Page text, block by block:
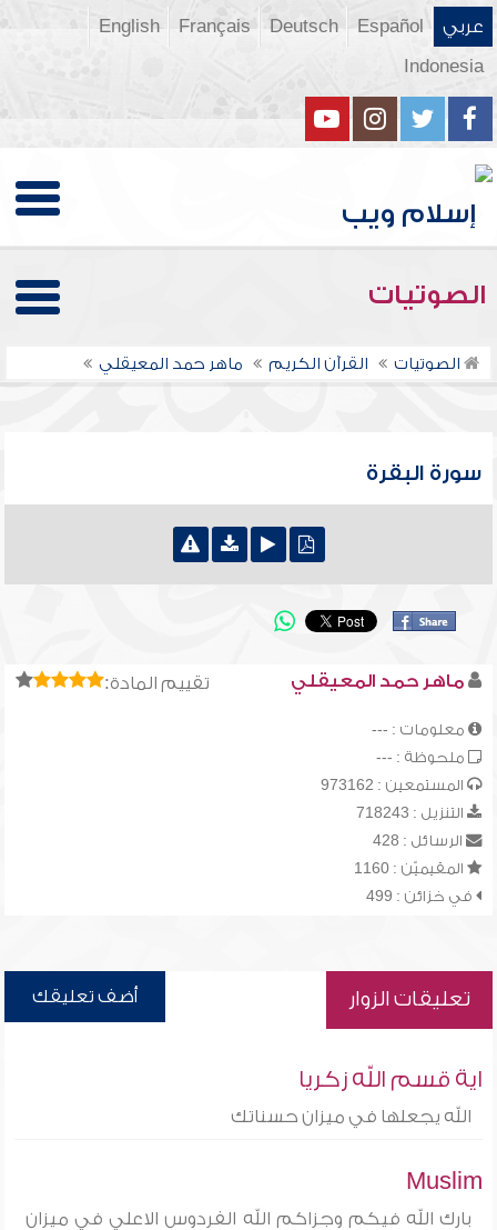
عربي Español
Deutsch
Français
English
Indonesia
الصوتيات
الصوتيات القرآن الكريم ماهر حمد المعيقلي
سورة البقرة
تقييم المادة: ماهر حمد المعيقلي
معلومات : ---
ملحوظة : ---
المستمعين : 973162
التنزيل : 718243
الرسائل : 428
المقيميّن : 1160
في خزائن : 499
تعليقات الزوار أضف تعليقك
اية قسم الله زكريا
الله يجعلها في ميزان حسناتك
Muslim
بارك الله فيكم وجزاكم الله الفردوس الاعلي في ميزان